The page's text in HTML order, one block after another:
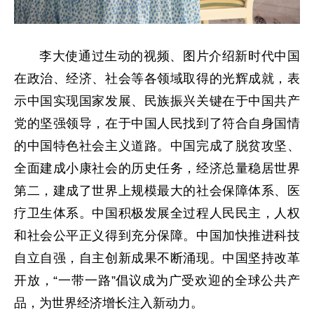
李大使通过生动的视频、图片介绍新时代中国
在政治、经济、社会等各领域取得的光辉成就，表
示中国实现国家发展、民族振兴关键在于中国共产
党的坚强领导，在于中国人民找到了符合自身国情
的中国特色社会主义道路。中国完成了脱贫攻坚、
全面建成小康社会的历史任务，经济总量稳居世界
第二，建成了世界上规模最大的社会保障体系、医
疗卫生体系。中国积极发展全过程人民民主，人权
和社会公平正义得到充分保障。中国加快推进科技
自立自强，自主创新成果不断涌现。中国坚持改革
开放，“一带一路”倡议成为广受欢迎的全球公共产
品，为世界经济增长注入新动力。